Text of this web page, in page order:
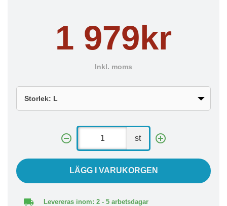
1 979kr
Inkl. moms
st
LÄGG I VARUKORGEN
Levereras inom: 2 - 5 arbetsdagar